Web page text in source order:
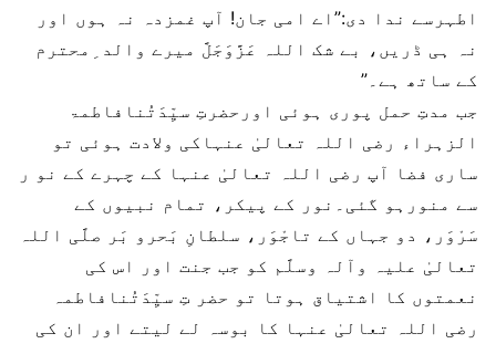
اطہرسے ندا دی:”اے امی جان! آپ غمزدہ نہ ہوں اور
نہ ہی ڈریں، بے شک اللہ عَزَّوَجَلَّ میرے والد ِمحترم
کے ساتھ ہے۔”
جب مدتِ حمل پوری ہوئی اورحضرتِ سیِّدَتُنافاطمۃ
الزہراء رضی اللہ تعالیٰ عنہاکی ولادت ہوئی تو
ساری فضا آپ رضی اللہ تعالیٰ عنہا کے چہرے کے نو ر
سے منورہو گئی۔نور کے پیکر، تمام نبیوں کے
سَرْوَر، دو جہاں کے تاجْوَر، سلطانِ بَحرو بَر صلَّی اللہ
تعالیٰ علیہ وآلہ وسلَّم کو جب جنت اور اس کی
نعمتوں کا اشتیاق ہوتا تو حضر تِ سیِّدَتُنافاطمہ
رضی اللہ تعالیٰ عنہا کا بوسہ لے لیتے اور ان کی